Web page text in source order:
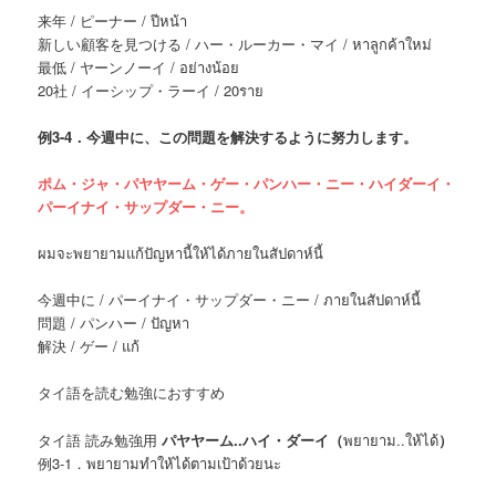
来年 / ピーナー / ปีหน้า
新しい顧客を見つける / ハー・ルーカー・マイ / หาลูกค้าใหม่
最低 / ヤーンノーイ / อย่างน้อย
20社 / イーシップ・ラーイ / 20ราย
例3-4．今週中に、この問題を解決するように努力します。
ポム・ジャ・パヤヤーム・ゲー・パンハー・ニー・ハイダーイ・
パーイナイ・サップダー・ニー。
ผมจะพยายามแก้ปัญหานี้ให้ได้ภายในสัปดาห์นี้
今週中に / パーイナイ・サップダー・ニー / ภายในสัปดาห์นี้
問題 / パンハー / ปัญหา
解決 / ゲー / แก้
タイ語を読む勉強におすすめ
タイ語 読み勉強用パヤヤーム..ハイ・ダーイ（พยายาม..ให้ได้）
例3-1．พยายามทำให้ได้ตามเป้าด้วยนะ